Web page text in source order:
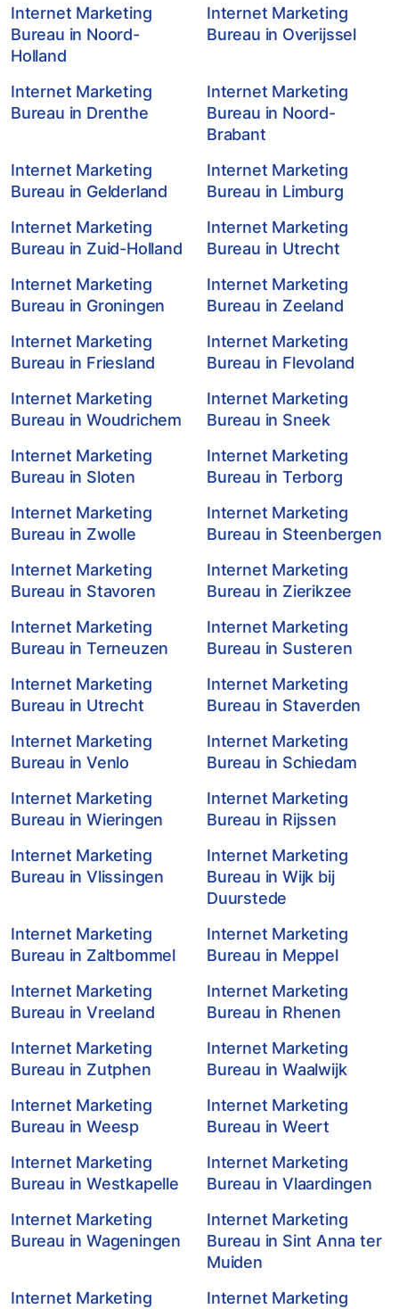
Internet Marketing
Bureau in Noord-
Holland
Internet Marketing
Bureau in Overijssel
Internet Marketing
Bureau in Drenthe
Internet Marketing
Bureau in Noord-
Brabant
Internet Marketing
Bureau in Gelderland
Internet Marketing
Bureau in Limburg
Internet Marketing
Bureau in Zuid-Holland
Internet Marketing
Bureau in Utrecht
Internet Marketing
Bureau in Groningen
Internet Marketing
Bureau in Zeeland
Internet Marketing
Bureau in Friesland
Internet Marketing
Bureau in Flevoland
Internet Marketing
Bureau in Woudrichem
Internet Marketing
Bureau in Sneek
Internet Marketing
Bureau in Sloten
Internet Marketing
Bureau in Terborg
Internet Marketing
Bureau in Zwolle
Internet Marketing
Bureau in Steenbergen
Internet Marketing
Bureau in Stavoren
Internet Marketing
Bureau in Zierikzee
Internet Marketing
Bureau in Terneuzen
Internet Marketing
Bureau in Susteren
Internet Marketing
Bureau in Utrecht
Internet Marketing
Bureau in Staverden
Internet Marketing
Bureau in Venlo
Internet Marketing
Bureau in Schiedam
Internet Marketing
Bureau in Wieringen
Internet Marketing
Bureau in Rijssen
Internet Marketing
Bureau in Vlissingen
Internet Marketing
Bureau in Wijk bij
Duurstede
Internet Marketing
Bureau in Zaltbommel
Internet Marketing
Bureau in Meppel
Internet Marketing
Bureau in Vreeland
Internet Marketing
Bureau in Rhenen
Internet Marketing
Bureau in Zutphen
Internet Marketing
Bureau in Waalwijk
Internet Marketing
Bureau in Weesp
Internet Marketing
Bureau in Weert
Internet Marketing
Bureau in Westkapelle
Internet Marketing
Bureau in Vlaardingen
Internet Marketing
Bureau in Wageningen
Internet Marketing
Bureau in Sint Anna ter
Muiden
Internet Marketing
Internet Marketing